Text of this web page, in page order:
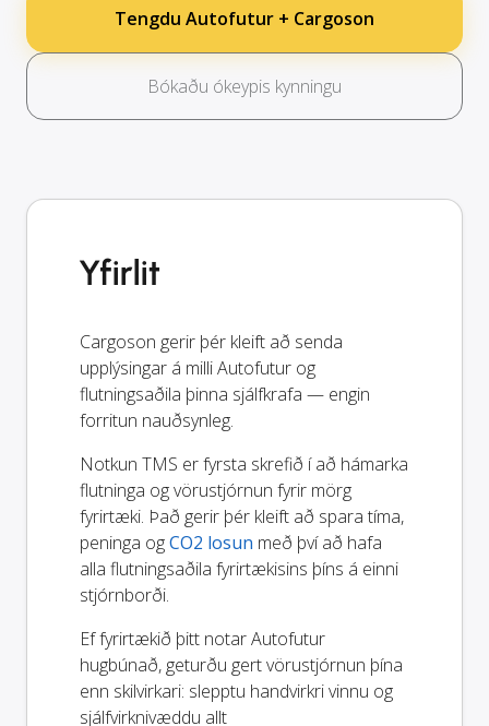
Tengdu Autofutur + Cargoson
Bókaðu ókeypis kynningu
Yfirlit
Cargoson gerir þér kleift að senda
upplýsingar á milli Autofutur og
flutningsaðila þinna sjálfkrafa — engin
forritun nauðsynleg.
Notkun TMS er fyrsta skrefið í að hámarka
flutninga og vörustjórnun fyrir mörg
fyrirtæki. Það gerir þér kleift að spara tíma,
peninga ogCO2 losun með því að hafa
alla flutningsaðila fyrirtækisins þíns á einni
stjórnborði.
Ef fyrirtækið þitt notar Autofutur
hugbúnað, geturðu gert vörustjórnun þína
enn skilvirkari: slepptu handvirkri vinnu og
sjálfvirknivæddu allt